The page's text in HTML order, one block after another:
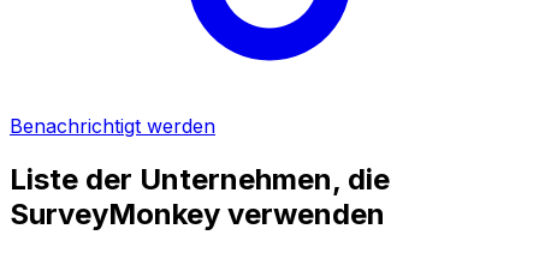
Benachrichtigt werden
Liste der Unternehmen, die
SurveyMonkey verwenden